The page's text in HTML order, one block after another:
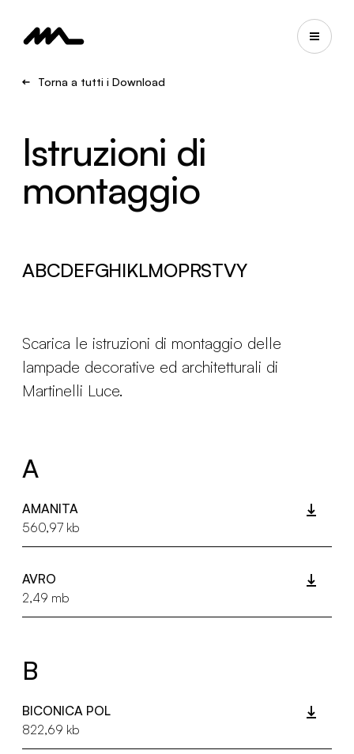
Torna a tutti i Download
Istruzioni di
montaggio
ABCDEFGHIKLMOPRSTVY
Scarica le istruzioni di montaggio delle
lampade decorative ed architetturali di
Martinelli Luce.
A
AMANITA
560,97 kb
AVRO
2,49 mb
B
BICONICA POL
822,69 kb